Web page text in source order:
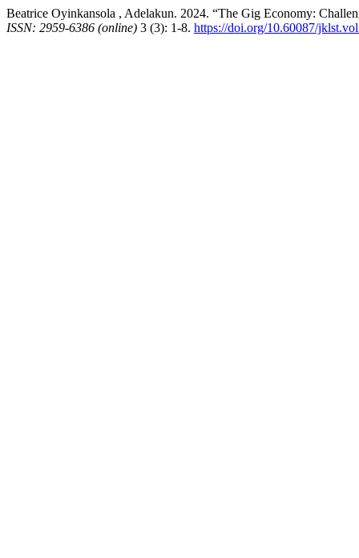
Beatrice Oyinkansola , Adelakun. 2024. “The Gig Economy:
ISSN: 2959-6386 (online) 3 (3): 1-8. https://doi.org/10.60087/